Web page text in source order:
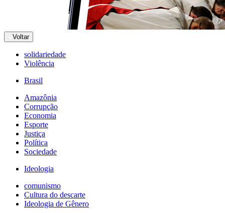
Voltar
solidariedade
Violência
Brasil
Amazônia
Corrupção
Economia
Esporte
Justiça
Política
Sociedade
Ideologia
comunismo
Cultura do descarte
Ideologia de Gênero